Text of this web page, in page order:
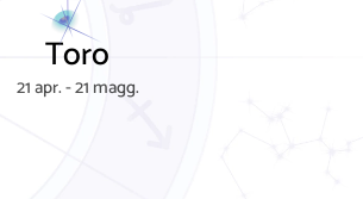
Toro
21 apr. - 21 magg.